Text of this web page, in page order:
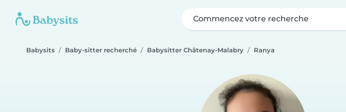
Commencez votre recherche
Babysits Baby-sitter recherché Babysitter Châtenay-Malabry Ranya